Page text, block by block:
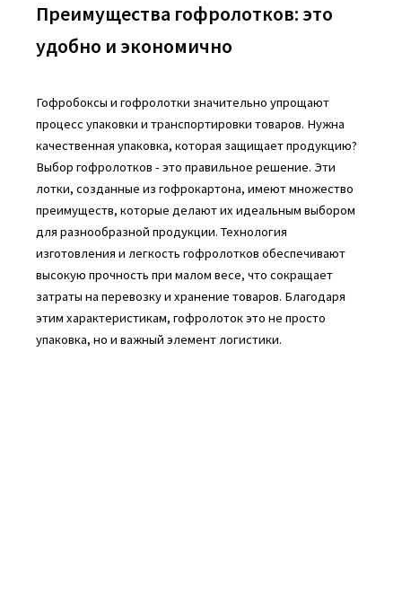
Преимущества гофролотков: это
удобно и экономично
Гофробоксы и гофролотки значительно упрощают
процесс упаковки и транспортировки товаров. Нужна
качественная упаковка, которая защищает продукцию?
Выбор гофролотков - это правильное решение. Эти
лотки, созданные из гофрокартона, имеют множество
преимуществ, которые делают их идеальным выбором
для разнообразной продукции. Технология
изготовления и легкость гофролотков обеспечивают
высокую прочность при малом весе, что сокращает
затраты на перевозку и хранение товаров. Благодаря
этим характеристикам, гофролоток это не просто
упаковка, но и важный элемент логистики.